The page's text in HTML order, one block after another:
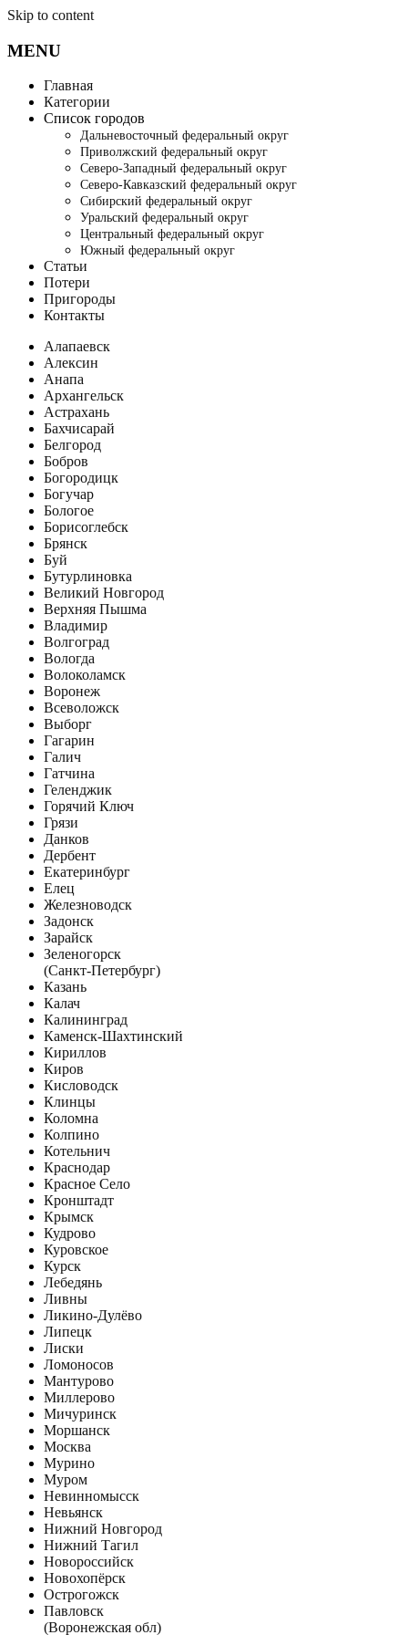
Skip to content
MENU
Главная
Категории
Список городов
Дальневосточный федеральный округ
Приволжский федеральный округ
Северо-Западный федеральный округ
Северо-Кавказский федеральный округ
Сибирский федеральный округ
Уральский федеральный округ
Центральный федеральный округ
Южный федеральный округ
Статьи
Потери
Пригороды
Контакты
Алапаевск
Алексин
Анапа
Архангельск
Астрахань
Бахчисарай
Белгород
Бобров
Богородицк
Богучар
Бологое
Борисоглебск
Брянск
Буй
Бутурлиновка
Великий Новгород
Верхняя Пышма
Владимир
Волгоград
Вологда
Волоколамск
Воронеж
Всеволожск
Выборг
Гагарин
Галич
Гатчина
Геленджик
Горячий Ключ
Грязи
Данков
Дербент
Екатеринбург
Елец
Железноводск
Задонск
Зарайск
Зеленогорск
(Санкт-Петербург)
Казань
Калач
Калининград
Каменск-Шахтинский
Кириллов
Киров
Кисловодск
Клинцы
Коломна
Колпино
Котельнич
Краснодар
Красное Село
Кронштадт
Крымск
Кудрово
Куровское
Курск
Лебедянь
Ливны
Ликино-Дулёво
Липецк
Лиски
Ломоносов
Мантурово
Миллерово
Мичуринск
Моршанск
Москва
Мурино
Муром
Невинномысск
Невьянск
Нижний Новгород
Нижний Тагил
Новороссийск
Новохопёрск
Острогожск
Павловск
(Воронежская обл)